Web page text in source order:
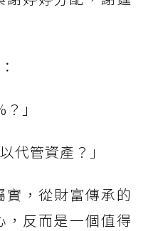
」
代管資產？」
，從財富傳承的
，反而是一個值得